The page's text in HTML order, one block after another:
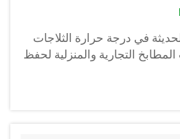
في درجة حرارة الثلاجات
التجارية والمنزلية لحفظ
الطاقة. إن فهم تفاصيل
لا يضمن فقط سلامة
في كفاءة استخدام الطاقة.